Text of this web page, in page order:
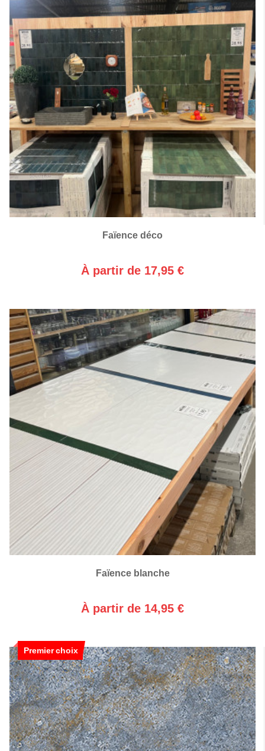
Faïence déco
À partir de 17,95 €
Faïence blanche
À partir de 14,95 €
Premier choix